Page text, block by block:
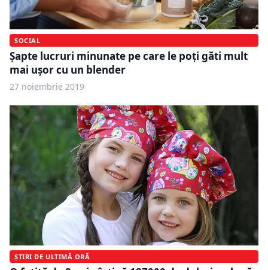
SOCIAL
Șapte lucruri minunate pe care le poți găti mult
mai ușor cu un blender
27 noiembrie 2019
ȘTIRI DE ULTIMĂ ORĂ